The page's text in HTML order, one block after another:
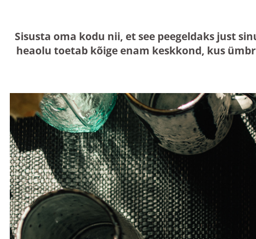
Sisusta oma kodu nii, et see peegeldaks just
heaolu toetab kõige enam keskkond, kus